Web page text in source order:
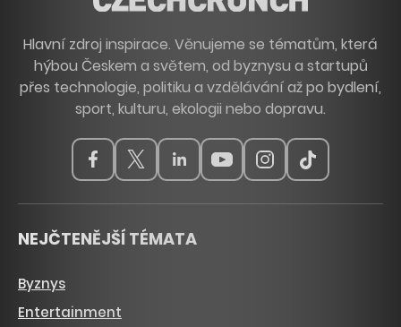
Hlavní zdroj inspirace. Věnujeme se tématům, která
hýbou Českem a světem, od byznysu a startupů
přes technologie, politiku a vzdělávání až po bydlení,
sport, kulturu, ekologii nebo dopravu.
NEJČTENĚJŠÍ TÉMATA
Byznys
Entertainment